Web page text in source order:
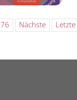
76 Nächste Letzte